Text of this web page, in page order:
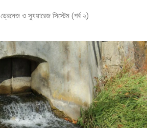
ড্রেনেজ ও স্যুয়ারেজ সিস্টেম (পর্ব ২)